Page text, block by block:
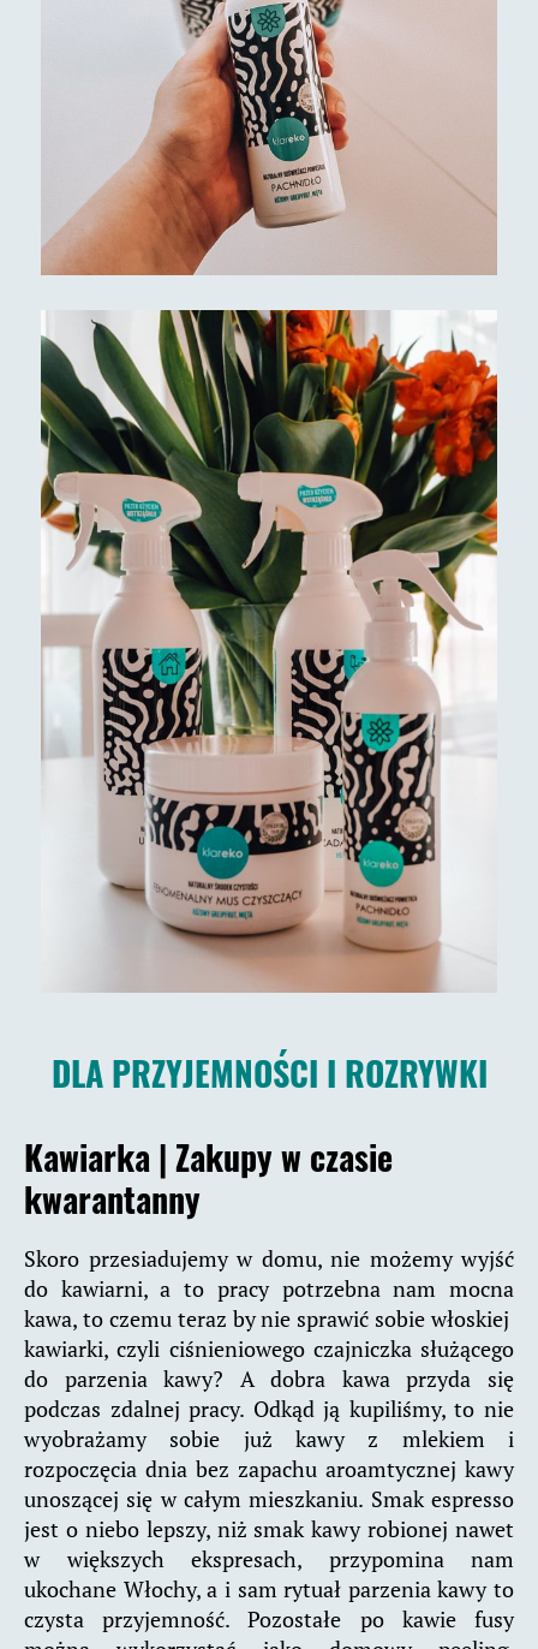
DLA PRZYJEMNOŚCI I ROZRYWKI
Kawiarka |Zakupy w czasie
kwarantanny
Skoro przesiadujemy w domu, nie możemy wyjść
do kawiarni, a to pracy potrzebna nam mocna
kawa, to czemu teraz by nie sprawić sobie włoskiej
kawiarki, czyli ciśnieniowego czajniczka służącego
do parzenia kawy? A dobra kawa przyda się
podczas zdalnej pracy. Odkąd ją kupiliśmy, to nie
wyobrażamy sobie już kawy z mlekiem i
rozpoczęcia dnia bez zapachu aroamtycznej kawy
unoszącej się w całym mieszkaniu. Smak espresso
jest o niebo lepszy, niż smak kawy robionej nawet
w większych ekspresach, przypomina nam
ukochane Włochy, a i sam rytuał parzenia kawy to
czysta przyjemność. Pozostałe po kawie fusy